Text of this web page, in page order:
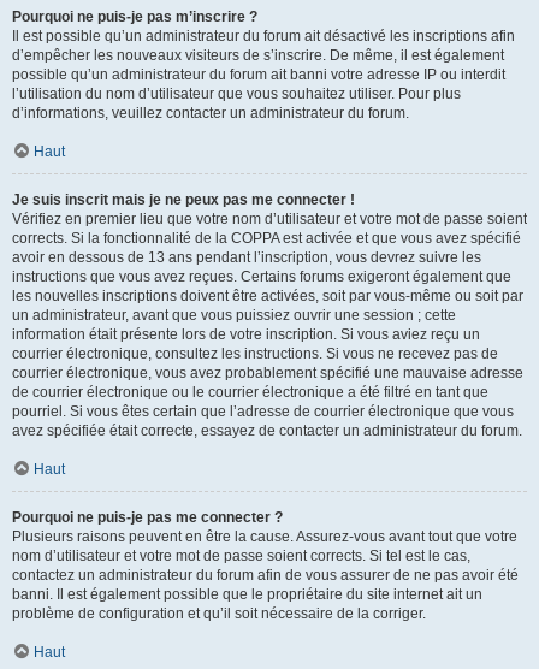
Pourquoi ne puis-je pas m’inscrire ?
Il est possible qu’un administrateur du forum ait désactivé les inscriptions afin
d’empêcher les nouveaux visiteurs de s’inscrire. De même, il est également
possible qu’un administrateur du forum ait banni votre adresse IP ou interdit
l’utilisation du nom d’utilisateur que vous souhaitez utiliser. Pour plus
d’informations, veuillez contacter un administrateur du forum.
Haut
Je suis inscrit mais je ne peux pas me connecter !
Vérifiez en premier lieu que votre nom d’utilisateur et votre mot de passe soient
corrects. Si la fonctionnalité de la COPPA est activée et que vous avez spécifié
avoir en dessous de 13 ans pendant l’inscription, vous devrez suivre les
instructions que vous avez reçues. Certains forums exigeront également que
les nouvelles inscriptions doivent être activées, soit par vous-même ou soit par
un administrateur, avant que vous puissiez ouvrir une session ; cette
information était présente lors de votre inscription. Si vous aviez reçu un
courrier électronique, consultez les instructions. Si vous ne recevez pas de
courrier électronique, vous avez probablement spécifié une mauvaise adresse
de courrier électronique ou le courrier électronique a été filtré en tant que
pourriel. Si vous êtes certain que l’adresse de courrier électronique que vous
avez spécifiée était correcte, essayez de contacter un administrateur du forum.
Haut
Pourquoi ne puis-je pas me connecter ?
Plusieurs raisons peuvent en être la cause. Assurez-vous avant tout que votre
nom d’utilisateur et votre mot de passe soient corrects. Si tel est le cas,
contactez un administrateur du forum afin de vous assurer de ne pas avoir été
banni. Il est également possible que le propriétaire du site internet ait un
problème de configuration et qu’il soit nécessaire de la corriger.
Haut